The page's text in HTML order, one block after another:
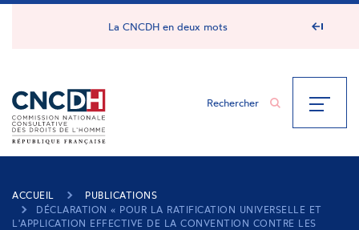
Panneau de gestion des cookies
La CNCDH en deux mots
ACCUEIL
PUBLICATIONS
DÉCLARATION « POUR LA RATIFICATION UNIVERSELLE ET
L'APPLICATION EFFECTIVE DE LA CONVENTION CONTRE LES